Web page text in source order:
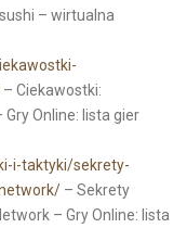
– wirtualna
– Ciekawostki:
Online: lista gier
i-taktyki/sekrety-
– Sekrety
– Gry Online: lista